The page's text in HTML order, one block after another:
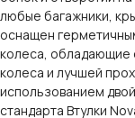
любые багажники,
оснащен
колеса, обладающие
колеса и лучшей
использованием
стандарта Втулки